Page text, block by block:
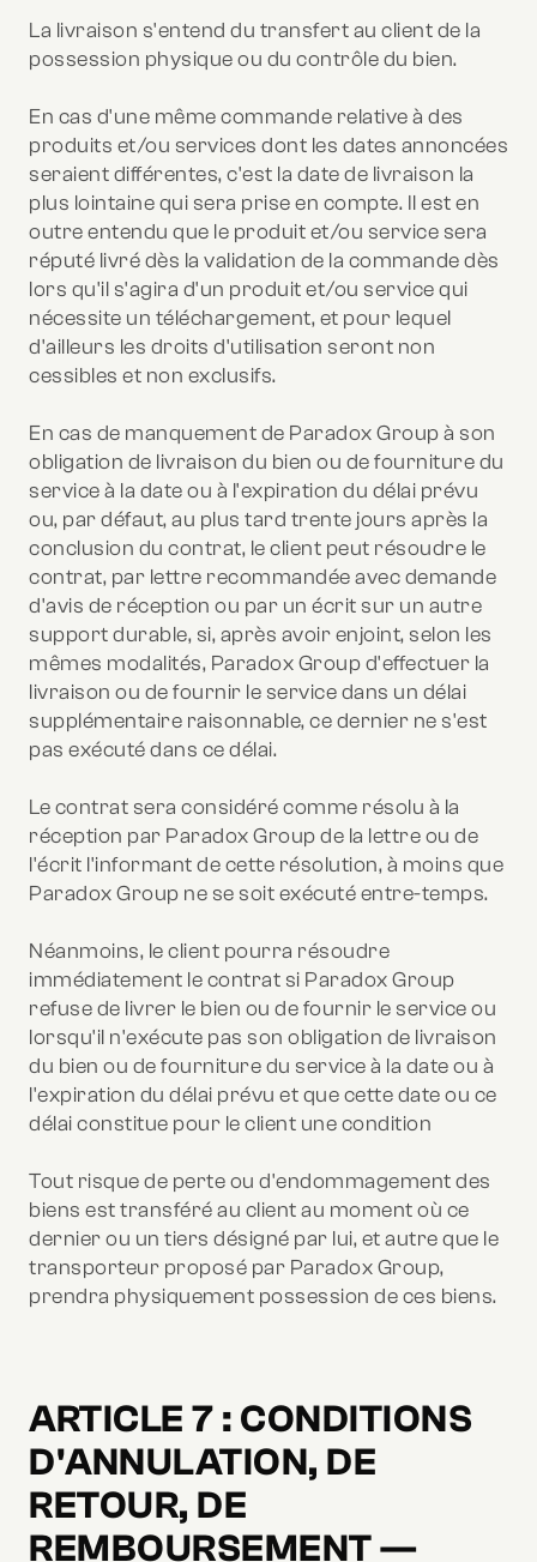
La livraison s'entend du transfert au client de la
possession physique ou du contrôle du bien.
En cas d'une même commande relative à des
produits et/ou services dont les dates annoncées
seraient différentes, c'est la date de livraison la
plus lointaine qui sera prise en compte. Il est en
outre entendu que le produit et/ou service sera
réputé livré dès la validation de la commande dès
lors qu'il s'agira d'un produit et/ou service qui
nécessite un téléchargement, et pour lequel
d'ailleurs les droits d'utilisation seront non
cessibles et non exclusifs.
En cas de manquement de Paradox Group à son
obligation de livraison du bien ou de fourniture du
service à la date ou à l'expiration du délai prévu
ou, par défaut, au plus tard trente jours après la
conclusion du contrat, le client peut résoudre le
contrat, par lettre recommandée avec demande
d'avis de réception ou par un écrit sur un autre
support durable, si, après avoir enjoint, selon les
mêmes modalités, Paradox Group d'effectuer la
livraison ou de fournir le service dans un délai
supplémentaire raisonnable, ce dernier ne s'est
pas exécuté dans ce délai.
Le contrat sera considéré comme résolu à la
réception par Paradox Group de la lettre ou de
l'écrit l'informant de cette résolution, à moins que
Paradox Group ne se soit exécuté entre-temps.
Néanmoins, le client pourra résoudre
immédiatement le contrat si Paradox Group
refuse de livrer le bien ou de fournir le service ou
lorsqu'il n'exécute pas son obligation de livraison
du bien ou de fourniture du service à la date ou à
l'expiration du délai prévu et que cette date ou ce
délai constitue pour le client une condition
Tout risque de perte ou d'endommagement des
biens est transféré au client au moment où ce
dernier ou un tiers désigné par lui, et autre que le
transporteur proposé par Paradox Group,
prendra physiquement possession de ces biens.
ARTICLE 7 : CONDITIONS
D'ANNULATION, DE
RETOUR, DE
REMBOURSEMENT —